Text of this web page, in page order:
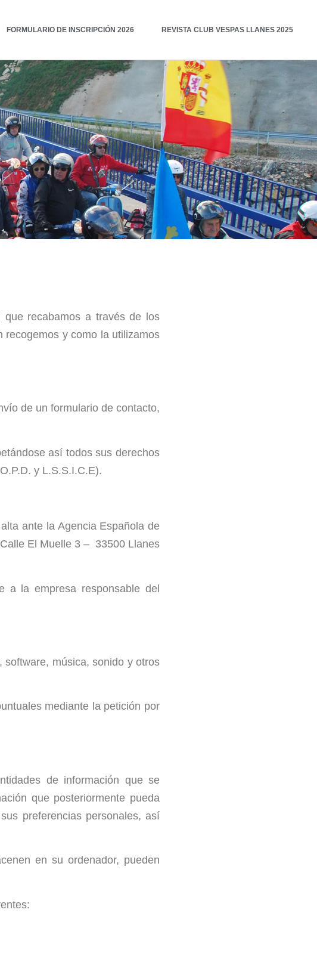
FORMULARIO DE INSCRIPCIÓN 2026 REVISTA CLUB VESPAS LLANES 2025
recabamos a través de los
recogemos y como la utilizamos
de un formulario de contacto,
así todos sus derechos
y L.S.S.I.C.E).
ante la Agencia Española de
El Muelle 3 – 33500 Llanes
a la empresa responsable del
software, música, sonido y otros
mediante la petición por
de información que se
que posteriormente pueda
preferencias personales, así
en su ordenador, pueden